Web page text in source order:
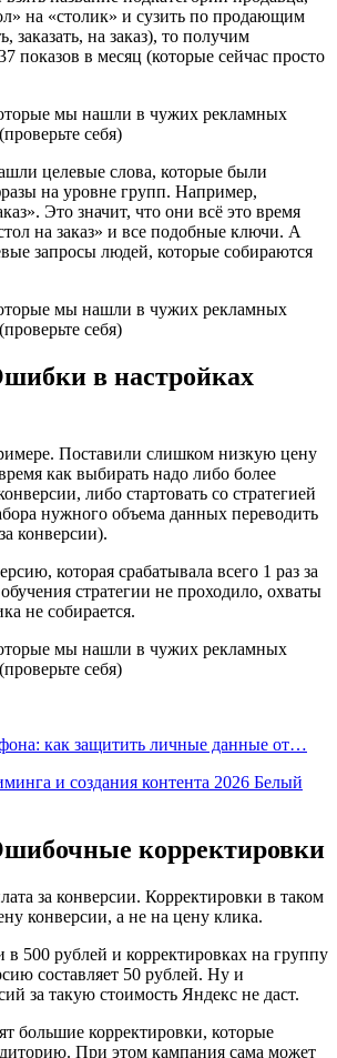
на «столик» и сузить по продающим
заказать, на заказ), то получим
показов в месяц (которые сейчас просто
целевые слова, которые были
на уровне групп. Например,
Это значит, что они всё это время
на заказ» и все подобные ключи. А
запросы людей, которые собираются
в настройках
Поставили слишком низкую цену
как выбирать надо либо более
либо стартовать со стратегией
нужного объема данных переводить
конверсии).
которая срабатывала всего 1 раз за
стратегии не проходило, охваты
не собирается.
как защитить личные данные от…
и создания контента 2026 Белый
корректировки
за конверсии. Корректировки в таком
конверсии, а не на цену клика.
500 рублей и корректировках на группу
составляет 50 рублей. Ну и
за такую стоимость Яндекс не даст.
большие корректировки, которые
При этом кампания сама может